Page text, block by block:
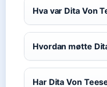
Hva var Dita Von
Hvordan møtte
Har Dita Von